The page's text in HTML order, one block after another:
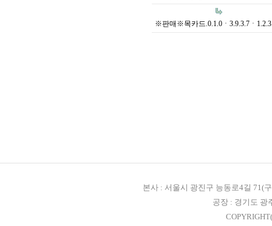
※판매※목카드.0.1.0ㆍ3.9.3.7ㆍ
본사 : 서울시 광진구 능동로4길 71(
공장 : 경기도 광